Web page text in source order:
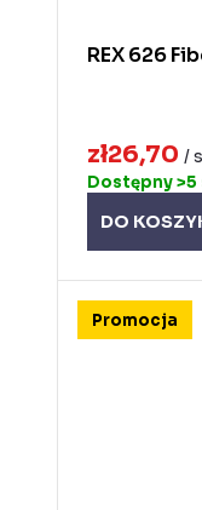
REX 626
zł26,70 /
Dostępny>5
DO
Promocja